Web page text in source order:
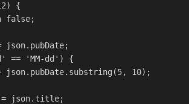
{
false;
json.pubDate;
== 'MM-dd') {
json.pubDate.substring(5, 10);
json.title;